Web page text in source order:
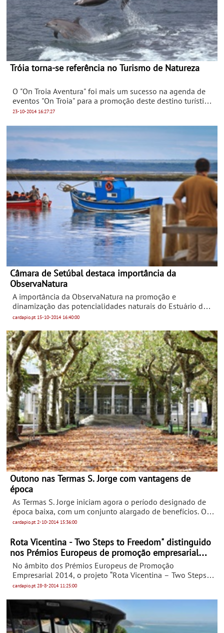
Tróia torna-se referência no Turismo de Natureza
O "On Troia Aventura" foi mais um sucesso na agenda de
eventos "On Troia" para a promoção deste destino turístico.
A iniciativa reuniu cerca de mil visitantes que tiveram
inspirado nas condições privilegiadas que a Península
apresenta para o turismo de natureza e desporto.
23-10-201416:27:27
Câmara de Setúbal destaca importância da
ObservaNatura
A importância da ObservaNatura na promoção e
dinamização das potencialidades naturais do Estuário do
Sado foi destacada pela presidente da Câmara Municipal
realizado no passado fim de semana.
cardapio.pt 15-10-201416:40:00
Outono nas Termas S. Jorge com vantagens de
época
As Termas S. Jorge iniciam agora o período designado de
época baixa, com um conjunto alargado de benefícios. O
Outono é uma época, onde tradicionalmente residentes
para a frequência de uma cura termal inicial ou de 2.ª
época, usufruindo de condições especiais.
cardapio.pt2-10-201415:36:00
Rota Vicentina - Two Steps to Freedom" distinguido
nos Prémios Europeus de promoção empresarial
2014
No âmbito dos Prémios Europeus de Promoção
Empresarial 2014, o projeto “Rota Vicentina – Two Steps
to Freedom”, numa candidatura promovida pelo Município
conquistou o 2.º lugar na fase nacional na categoria “Apoio
ao desenvolvimento de mercados ecológicos e à eficiência
dos recursos”.
cardapio.pt28-8-201411:25:00